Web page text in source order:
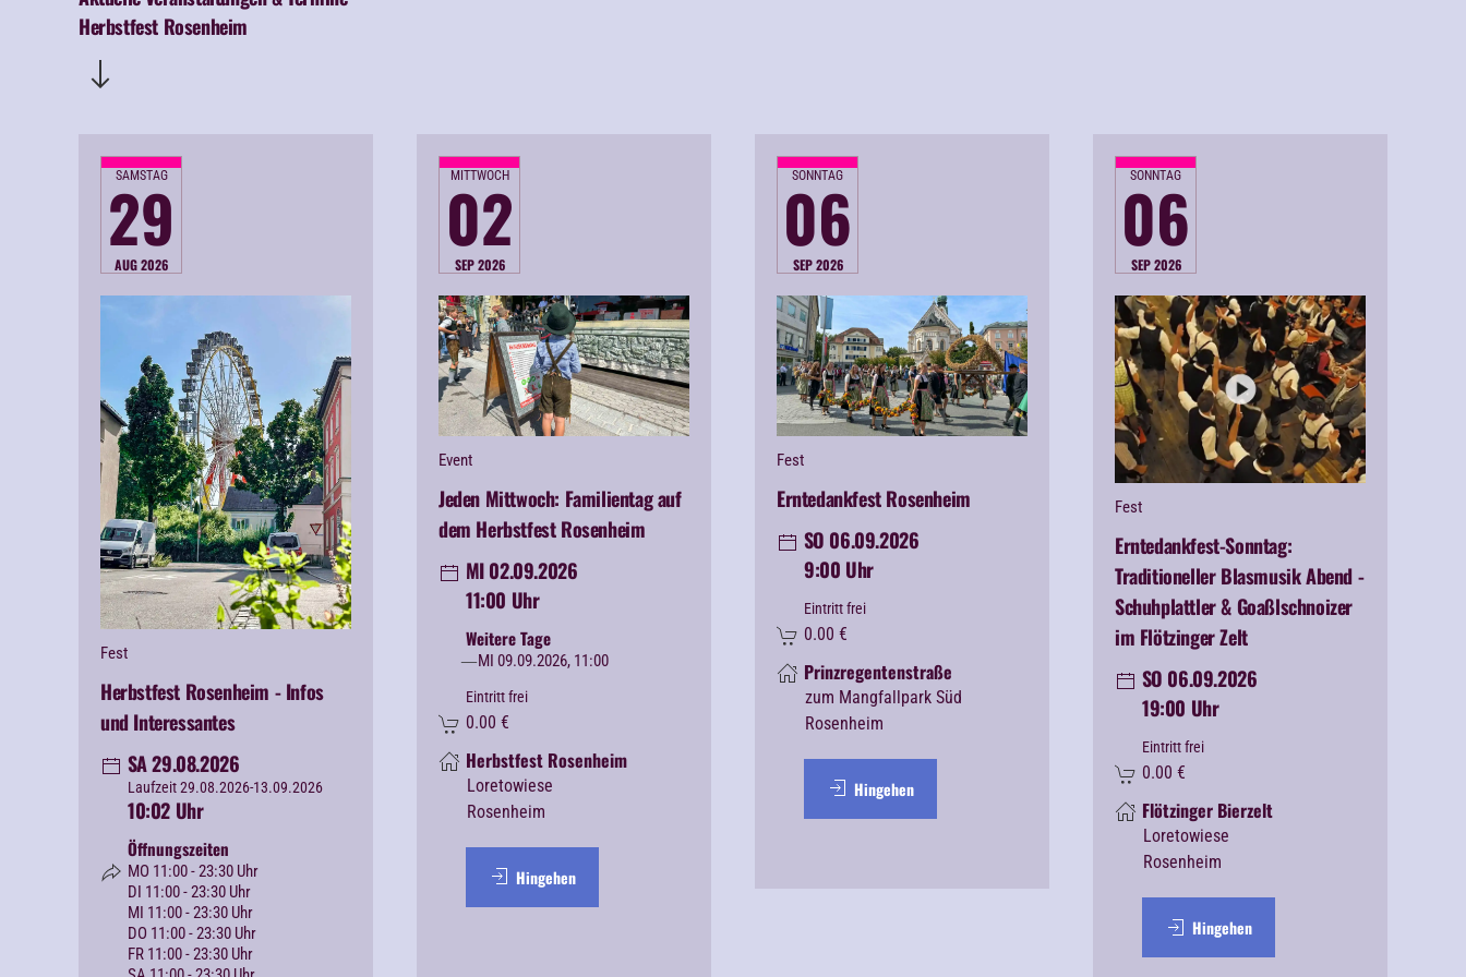
Herbstfest Rosenheim
SAMSTAG
29
AUG 2026
Fest
Herbstfest Rosenheim - Infos
und Interessantes
SA 29.08.2026
Laufzeit 29.08.2026-13.09.2026
10:02 Uhr
Öffnungszeiten
MO 11:00 - 23:30 Uhr
DI 11:00 - 23:30 Uhr
MI 11:00 - 23:30 Uhr
DO 11:00 - 23:30 Uhr
FR 11:00 - 23:30 Uhr
MITTWOCH
02
SEP 2026
Event
Jeden Mittwoch: Familientag auf
dem Herbstfest Rosenheim
MI 02.09.2026
11:00 Uhr
Weitere Tage
MI 09.09.2026, 11:00
Eintritt frei
0.00 €
Herbstfest Rosenheim
Loretowiese
Rosenheim
Hingehen
SONNTAG
06
SEP 2026
Fest
Erntedankfest Rosenheim
SO 06.09.2026
9:00 Uhr
Eintritt frei
0.00 €
Prinzregentenstraße
zum Mangfallpark Süd
Rosenheim
Hingehen
SONNTAG
06
SEP 2026
Fest
Erntedankfest-Sonntag:
Traditioneller Blasmusik Abend -
Schuhplattler & Goaßlschnoizer
im Flötzinger Zelt
SO 06.09.2026
19:00 Uhr
Eintritt frei
0.00 €
Flötzinger Bierzelt
Loretowiese
Rosenheim
Hingehen